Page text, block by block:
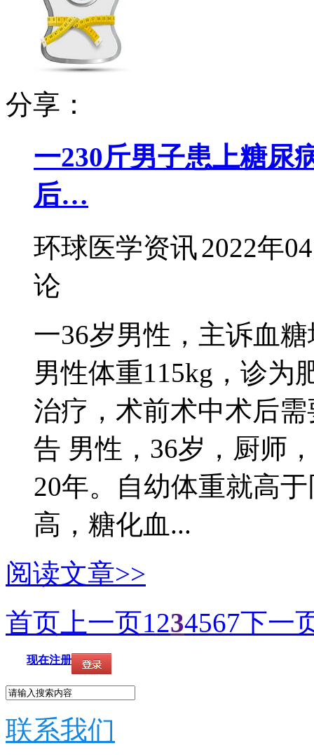
分享：
一230斤男子患上糖尿
后…
环球医学资讯2022年
论
一36岁男性，主诉血
男性体重115kg，诊为
治疗，术前术中术后
告 男性，36岁，厨师
20年。自幼体重就高
高，糖化血...
阅读文章>>
首页 上一页1234567下一
现在注册
联系我们